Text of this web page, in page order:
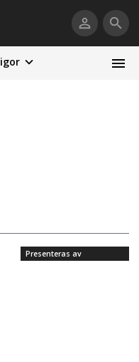
Presenteras av